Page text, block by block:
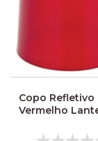
Copo Refletivo
Vermelho